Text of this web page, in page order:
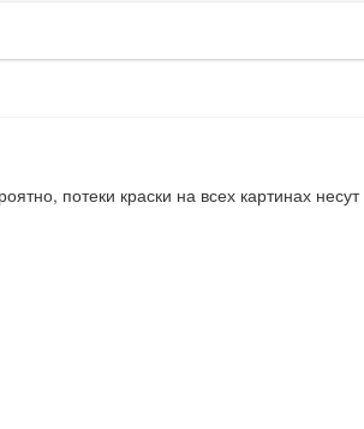
потеки краски на всех картинах